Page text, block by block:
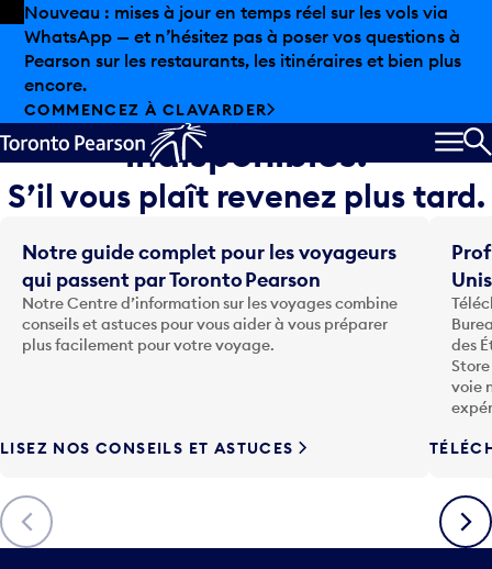
Skip to offers
Passer au contenu principal
Nouveau : mises à jour en temps réel sur les vols via
WhatsApp — et n’hésitez pas à poser vos questions à
Pearson sur les restaurants, les itinéraires et bien plus
encore.
COMMENCEZ À CLAVARDER
Désolé, les informations sur
le vol sont temporairement
indisponibles.
S’il vous plaît revenez plus tard.
Précédent
Notre guide complet pour les voyageurs
qui passent par Toronto Pearson
Notre Centre d’information sur les voyages combine
conseils et astuces pour vous aider à vous préparer
plus facilement pour votre voyage.
LISEZ NOS CONSEILS ET ASTUCES
des
voie